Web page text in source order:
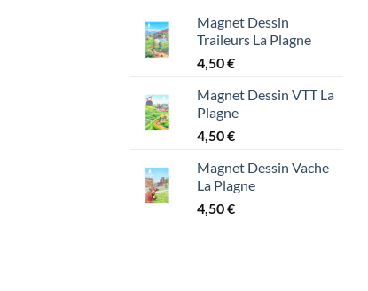
Magnet Dessin
Traileurs La Plagne
4,50€
Magnet Dessin VTT La
Plagne
4,50€
Magnet Dessin Vache
La Plagne
4,50€